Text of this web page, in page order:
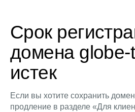
Срок
домена globe-
истек
Если вы хотите сохранить
продление в разделе «Для